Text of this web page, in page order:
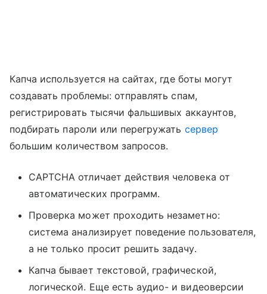
Капча используется на сайтах, где боты могут
создавать проблемы: отправлять спам,
регистрировать тысячи фальшивых аккаунтов,
подбирать пароли или перегружать сервер
большим количеством запросов.
CAPTCHA отличает действия человека от
автоматических программ.
Проверка может проходить незаметно:
система анализирует поведение пользователя,
а не только просит решить задачу.
Капча бывает текстовой, графической,
логической. Еще есть аудио- и видеоверсии